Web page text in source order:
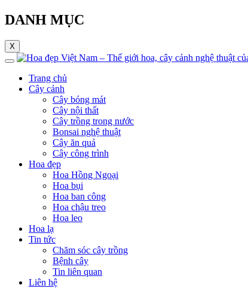
DANH MỤC
X
Trang chủ
Cây cảnh
Cây bóng mát
Cây nội thất
Cây trồng trong nước
Bonsai nghệ thuật
Cây ăn quả
Cây công trình
Hoa đẹp
Hoa Hồng Ngoại
Hoa bụi
Hoa ban công
Hoa chậu treo
Hoa leo
Hoa lạ
Tin tức
Chăm sóc cây trồng
Bệnh cây
Tin liên quan
Liên hệ